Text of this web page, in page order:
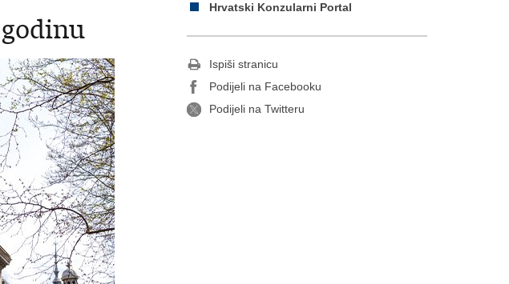
Hrvatski Konzularni Portal
Ispiši stranicu
Podijeli na Facebooku
Podijeli na Twitteru